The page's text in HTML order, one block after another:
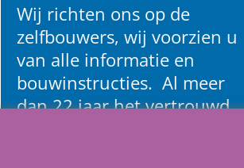
Wij richten ons op de
zelfbouwers, wij voorzien u
van alle informatie en
bouwinstructies. Al meer
dan 22 jaar het vertrouwd